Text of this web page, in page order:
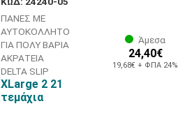
ΠΑΝΕΣ ΜΕ
ΑΥΤΟΚΟΛΛΗΤΟ
ΓΙΑ ΠΟΛΥ ΒΑΡΙΑ
ΑΚΡΑΤΕΙΑ
DELTA SLIP
XLarge 2 21
τεμάχια
Άμεσα
24,40€
19,68€ + ΦΠΑ 24%